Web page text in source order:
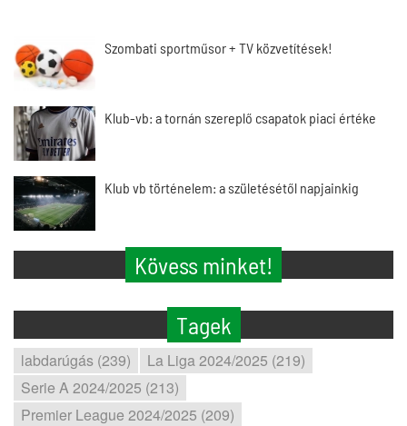
Szombati sportműsor + TV közvetítések!
Klub-vb: a tornán szereplő csapatok piaci értéke
Klub vb történelem: a születésétől napjainkig
Kövess minket!
Tagek
labdarúgás (239)
La Liga 2024/2025 (219)
Serie A 2024/2025 (213)
Premier League 2024/2025 (209)